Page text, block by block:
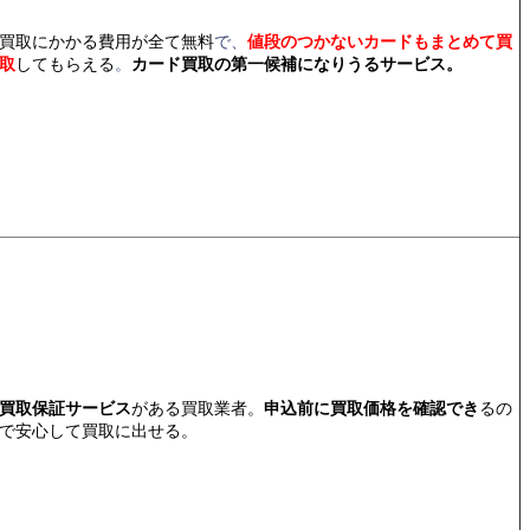
買取にかかる費用が全て無料で、 値段のつかないカードもまとめて買
取 してもらえる。 カード買取の第一候補になりうるサービス。
買取保証サービスがある買取業者。 申込前に買取価格を確認でき るの
で安心して買取に出せる。